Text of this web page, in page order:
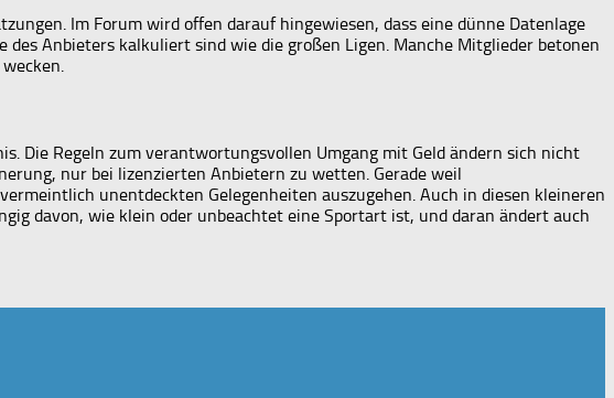
Im Forum wird offen darauf hingewiesen, dass eine dünne Datenlage
Anbieters kalkuliert sind wie die großen Ligen. Manche Mitglieder betonen
Die Regeln zum verantwortungsvollen Umgang mit Geld ändern sich nicht
nur bei lizenzierten Anbietern zu wetten. Gerade weil
unentdeckten Gelegenheiten auszugehen. Auch in diesen kleineren
davon, wie klein oder unbeachtet eine Sportart ist, und daran ändert auch